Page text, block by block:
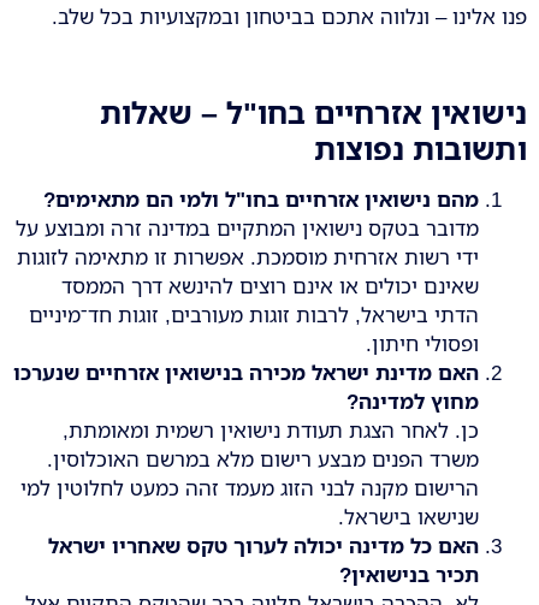
פנו אלינו – ונלווה אתכם בביטחון ובמקצועיות בכל שלב.
נישואין אזרחיים בחו"ל – שאלות
ותשובות נפוצות
מהם נישואין אזרחיים בחו"ל ולמי הם מתאימים?
מדובר בטקס נישואין המתקיים במדינה זרה ומבוצע על
ידי רשות אזרחית מוסמכת. אפשרות זו מתאימה לזוגות
שאינם יכולים או אינם רוצים להינשא דרך הממסד
הדתי בישראל, לרבות זוגות מעורבים, זוגות חד־מיניים
ופסולי חיתון.
האם מדינת ישראל מכירה בנישואין אזרחיים שנערכו
מחוץ למדינה?
כן. לאחר הצגת תעודת נישואין רשמית ומאומתת,
משרד הפנים מבצע רישום מלא במרשם האוכלוסין.
הרישום מקנה לבני הזוג מעמד זהה כמעט לחלוטין למי
שנישאו בישראל.
האם כל מדינה יכולה לערוך טקס שאחריו ישראל
תכיר בנישואין?